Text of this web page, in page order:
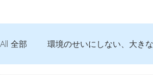
All 全部 環境のせいにしない、大き